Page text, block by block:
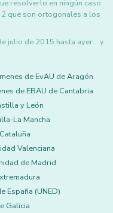
resolverlo en ningún caso
que son ortogonales a los
julio de 2015 hasta ayer... y
de EvAU de Aragón
de EBAU de Cantabria
y León
La Mancha
Valenciana
de Madrid
España (UNED)
Galicia